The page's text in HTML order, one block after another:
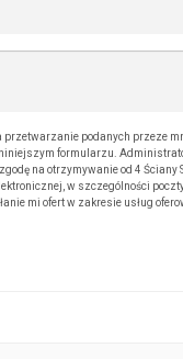
przetwarzanie podanych przeze
formularzu.
na otrzymywanie od 4
w szczególności
mi ofert w zakresie usług